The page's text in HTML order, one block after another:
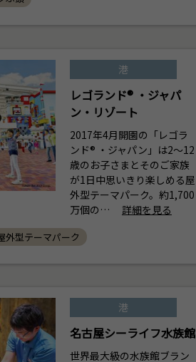
港
レゴランド®・ジャパ
ン・リゾート
2017年4月開園の「レゴラ
ンド® ・ジャパン」は2～12
歳のお子さまとそのご家族
が1日中思いきり楽しめる屋
外型テーマパーク。約1,700
万個の…
詳細を見る
外型テーマパーク
港
名古屋シーライフ水族館
世界最大級の水族館ブラン